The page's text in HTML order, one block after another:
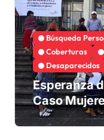
Búsqueda
Coberturas
Desaparecidos
Esperanza
Caso
denuncia
de Estado